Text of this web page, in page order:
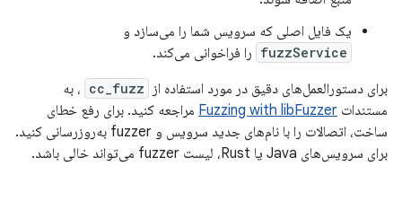
یک فایل اصلی که سرویس شما را می‌سازد و
fuzzService را فراخوانی می‌کند.
برای دستورالعمل‌های دقیق در مورد استفاده از
cc_fuzz ، به
مستندات Fuzzing with libFuzzer مراجعه کنید. برای رفع خطای
ساخت، اتصالات را با نام‌های جدید سرویس و fuzzer به‌روزرسانی کنید.
برای سرویس‌های Java یا Rust، لیست fuzzer می‌تواند خالی باشد.